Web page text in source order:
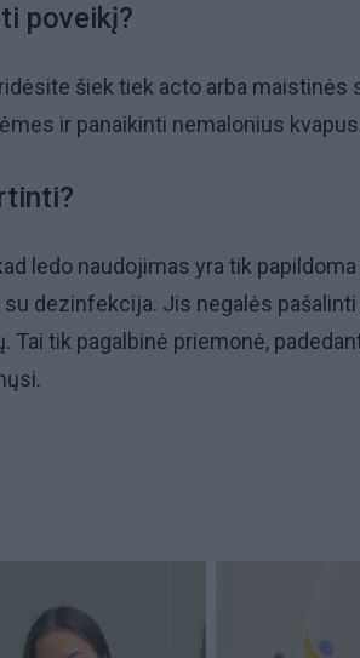
poveikį?
šiek tiek acto arba maistinės
ir panaikinti nemalonius
ledo naudojimas yra tik
dezinfekcija. Jis negalės
Tai tik pagalbinė priemonė,